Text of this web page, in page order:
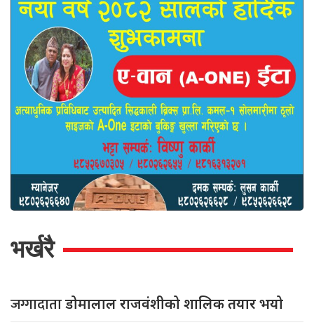
भर्खरै
जग्गादाताडोमालाल राजवंशीको शालिक तयार भयो